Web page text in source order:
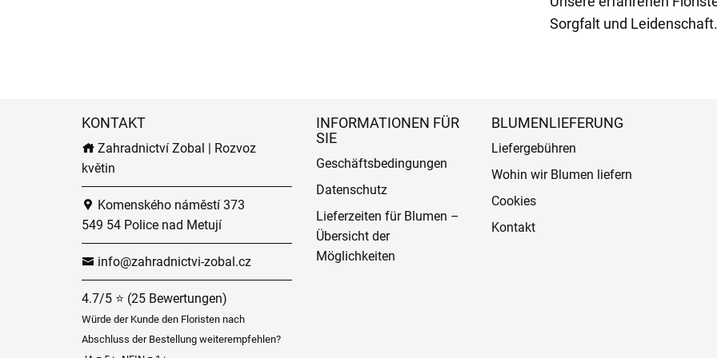
Sorgfalt und Leidenschaft.
KONTAKT
Zahradnictví Zobal | Rozvoz
květin
Komenského náměstí 373
549 54 Police nad Metují
info@zahradnictvi-zobal.cz
4.7/5 ⭐ (25 Bewertungen)
Würde der Kunde den Floristen nach
Abschluss der Bestellung weiterempfehlen?
INFORMATIONEN FÜR
SIE
Geschäftsbedingungen
Datenschutz
Lieferzeiten für Blumen –
Übersicht der
Möglichkeiten
BLUMENLIEFERUNG
Liefergebühren
Wohin wir Blumen liefern
Cookies
Kontakt